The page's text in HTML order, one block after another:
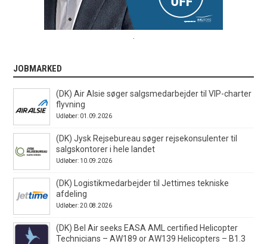
JOBMARKED
(DK) Air Alsie søger salgsmedarbejder til VIP-charter
flyvning
Udløber: 01.09.2026
(DK) Jysk Rejsebureau søger rejsekonsulenter til
salgskontorer i hele landet
Udløber: 10.09.2026
(DK) Logistikmedarbejder til Jettimes tekniske
afdeling
Udløber: 20.08.2026
(DK) Bel Air seeks EASA AML certified Helicopter
Technicians – AW189 or AW139 Helicopters – B1.3